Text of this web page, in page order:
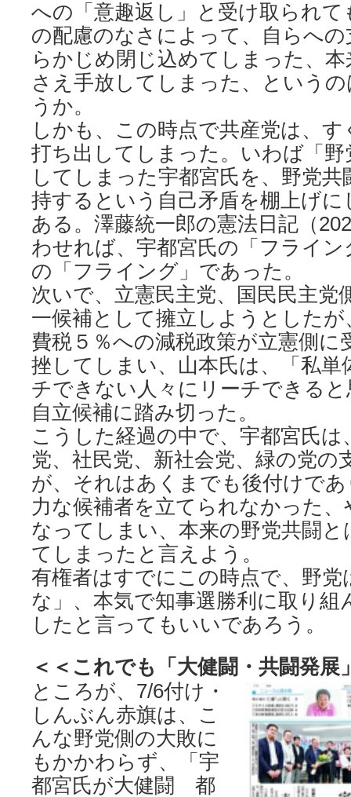
への「意趣返し」と受け取られ
の配慮のなさによって、自らへ
らかじめ閉じ込めてしまった、
さえ手放してしまった、という
うか。
しかも、この時点で共産党は、
打ち出してしまった。いわば「野
してしまった宇都宮氏を、野党
持するという自己矛盾を棚上げ
ある。澤藤統一郎の憲法日記（
わせれば、宇都宮氏の「フライ
の「フライング」であった。
次いで、立憲民主党、国民民主党
一候補として擁立しようとした
費税５％への減税政策が立憲側に
挫してしまい、山本氏は、「私
チできない人々にリーチできる
自立候補に踏み切った。
こうした経過の中で、宇都宮氏は
党、社民党、新社会党、緑の党の
が、それはあくまでも後付けで
力な候補者を立てられなかった
なってしまい、本来の野党共闘
てしまったと言えよう。
有権者はすでにこの時点で、野
な」、本気で知事選勝利に取り組
したと言ってもいいであろう。
＜＜これでも「大健闘・共闘発展
ところが、7/6付け・
しんぶん赤旗は、こ
んな野党側の大敗に
もかかわらず、「宇
都宮氏が大健闘 都